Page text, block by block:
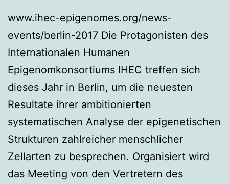
www.ihec-epigenomes.org/news-
events/berlin-2017 Die Protagonisten des
Internationalen Humanen
Epigenomkonsortiums IHEC treffen sich
dieses Jahr in Berlin, um die neuesten
Resultate ihrer ambitionierten
systematischen Analyse der epigenetischen
Strukturen zahlreicher menschlicher
Zellarten zu besprechen. Organisiert wird
das Meeting von den Vertretern des